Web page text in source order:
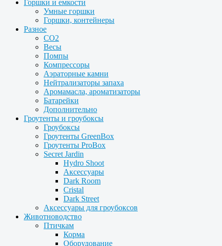
Горшки и емкости
Умные горшки
Горшки, контейнеры
Разное
CO2
Весы
Помпы
Компрессоры
Аэраторные камни
Нейтрализаторы запаха
Аромамасла, ароматизаторы
Батарейки
Дополнительно
Гроутенты и гроубоксы
Гроубоксы
Гроутенты GreenBox
Гроутенты ProBox
Secret Jardin
Hydro Shoot
Аксессуары
Dark Room
Cristal
Dark Street
Аксессуары для гроубоксов
Животноводство
Птичкам
Корма
Оборудование